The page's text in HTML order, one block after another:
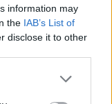
information may
the IAB’s List of
disclose it to other